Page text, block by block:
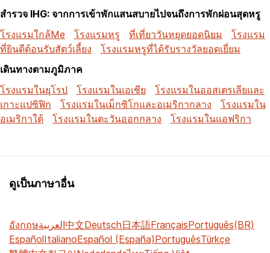
สำรวจ IHG: จากการเข้าพักแสนสบายไปจนถึงการพักผ่อนสุดหรู
โรงแรมใกล้Me
โรงแรมหรู ที่เที่ยววันหยุดยอดนิยม
โรงแรม
ที่ยินดีต้อนรับสัตว์เลี้ยง
โรงแรมหรูที่ได้รับรางวัลยอดเยี่ยม
เดินทางตามภูมิภาค
โรงแรมในยุโรป
โรงแรมในเอเชีย
โรงแรมในออสเตรเลียและ
เกาะแปซิฟิก
โรงแรมในเม็กซิโกและอเมริกากลาง
โรงแรมใน
อเมริกาใต้
โรงแรมในตะวันออกกลาง โรงแรมในแอฟริกา
ดูเป็นภาษาอื่น
อังกฤษالعربية中文Deutsch日本語FrançaisPortuguês(BR)
EspañolItalianoEspañol (España)PortuguêsTürkçe